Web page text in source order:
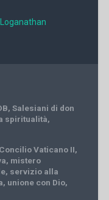
, Salesiani di don
spiritualità,
Concilio Vaticano II,
, mistero
, servizio alla
, unione con Dio,